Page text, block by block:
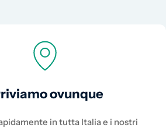
ovunque
in tutta Italia e i nostri